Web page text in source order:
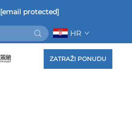
[email protected]
HR
ZATRAŽI PONUDU